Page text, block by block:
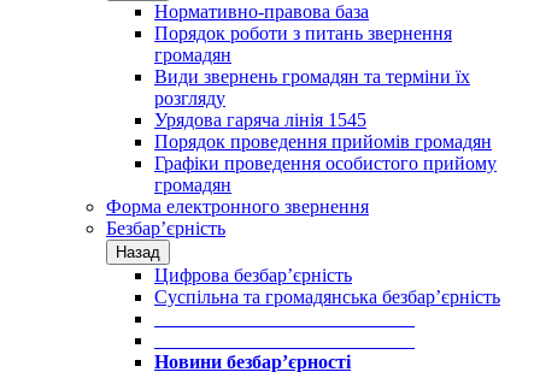
Нормативно-правова база
Порядок роботи з питань звернення
громадян
Види звернень громадян та терміни їх
розгляду
Урядова гаряча лінія 1545
Порядок проведення прийомів громадян
Графіки проведення особистого прийому
громадян
Форма електронного звернення
Безбар’єрність
Назад
Цифрова безбар’єрність
Суспільна та громадянська безбар’єрність
Новини безбар’єрності